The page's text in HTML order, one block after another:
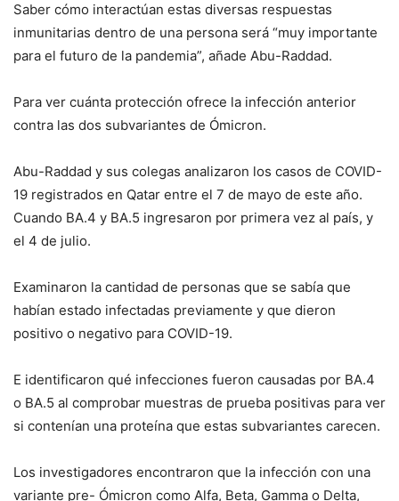
Saber cómo interactúan estas diversas respuestas
inmunitarias dentro de una persona será “muy importante
para el futuro de la pandemia”, añade Abu-Raddad.
Para ver cuánta protección ofrece la infección anterior
contra las dos subvariantes de Ómicron.
Abu-Raddad y sus colegas analizaron los casos de COVID-
19 registrados en Qatar entre el 7 de mayo de este año.
Cuando BA.4 y BA.5 ingresaron por primera vez al país, y
el 4 de julio.
Examinaron la cantidad de personas que se sabía que
habían estado infectadas previamente y que dieron
positivo o negativo para COVID-19.
E identificaron qué infecciones fueron causadas por BA.4
o BA.5 al comprobar muestras de prueba positivas para ver
si contenían una proteína que estas subvariantes carecen.
Los investigadores encontraron que la infección con una
variante pre- Ómicron como Alfa, Beta, Gamma o Delta,